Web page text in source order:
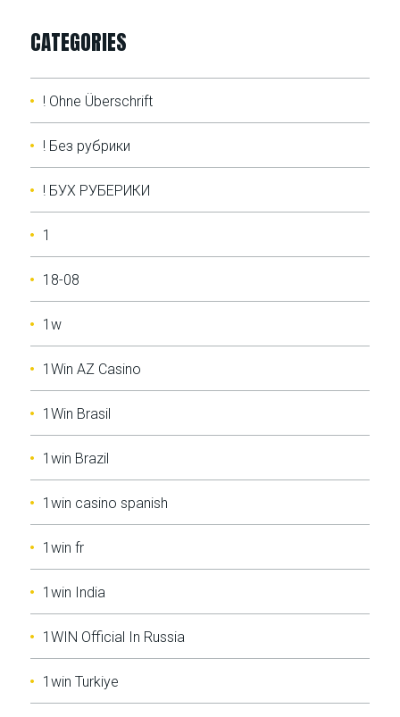
CATEGORIES
! Ohne Überschrift
! Без рубрики
! БУХ РУБЕРИКИ
1
18-08
1w
1Win AZ Casino
1Win Brasil
1win Brazil
1win casino spanish
1win fr
1win India
1WIN Official In Russia
1win Turkiye